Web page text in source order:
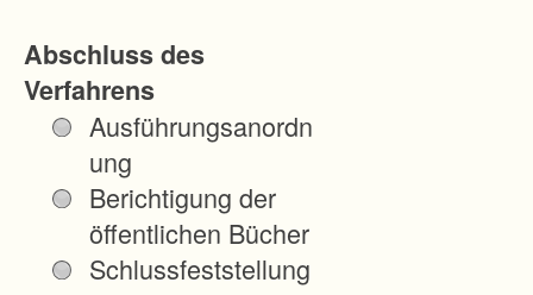
Abschluss des
Verfahrens
Ausführungsanordn
ung
Berichtigung der
öffentlichen Bücher
Schlussfeststellung